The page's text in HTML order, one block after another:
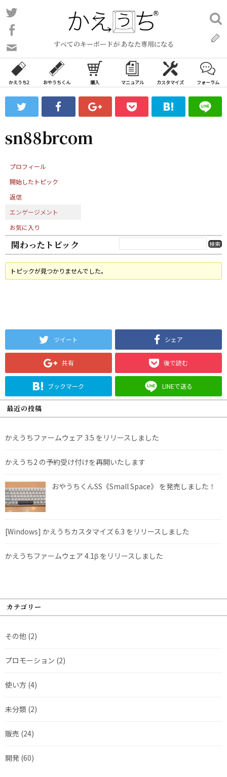
コ
ン
ン
ツ
ス
ッ
すべてのキーボードが あなた専用になる
い
合
わ
フ
ォ
ム
検
索:
かえうち2 おやうちくん 購入 マニュアル カスタマイズ フォーラム
sn88brcom
プロフィール
開始したトピック
返信
エンゲージメント
お気に入り
関わったトピック
トピックが見つかりませんでした。
ツイート シェア
共有 後で読む
ブックマーク LINEで送る
最近の投稿
かえうちファームウェア 3.5 をリリースしました
かえうち2 の予約受け付けを再開いたします
おやうちくんSS《Small Space》 を発売しました！
[Windows] かえうちカスタマイズ 6.3 をリリースしました
かえうちファームウェア 4.1β をリリースしました
カテゴリー
その他 (2)
プロモーション (2)
使い方 (4)
未分類 (2)
販売 (24)
開発 (60)